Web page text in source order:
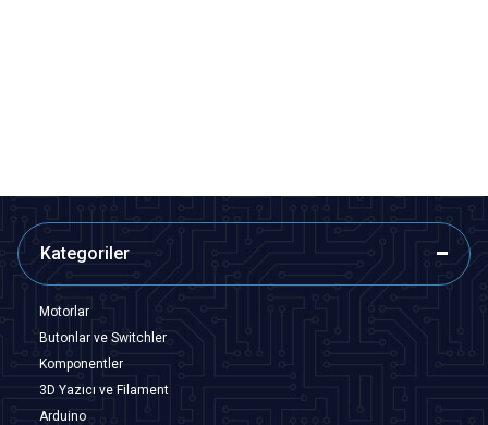
Kategoriler
Motorlar
Butonlar ve Switchler
Komponentler
3D Yazıcı ve Filament
Arduino